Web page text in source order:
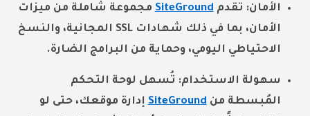
الأمان: تقدمSiteGroundمجموعة شاملة من ميزات
الأمان، بما في ذلك شهادات SSL المجانية، والنسخ
الاحتياطي اليومي، وحماية من البرامج الضارة.
سهولة الاستخدام: تُسهل لوحة التحكم
المُبسطة منSiteGroundإدارة موقعك، حتى لو